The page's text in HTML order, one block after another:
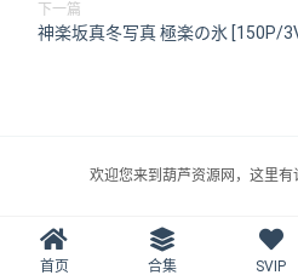
下一篇
神楽坂真冬写真 極楽の氷 [150P/
欢迎您来到葫芦资源网，这里有
首页 合集 SVIP